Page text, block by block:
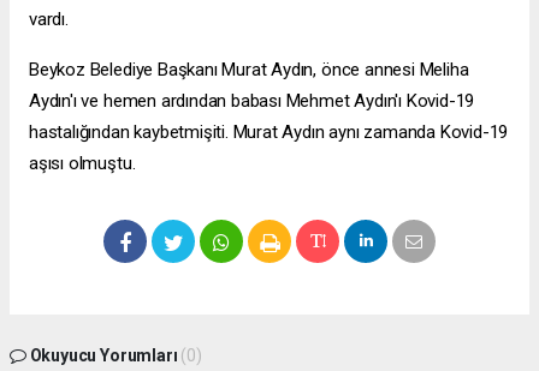
vardı.
Beykoz Belediye Başkanı Murat Aydın, önce annesi Meliha
Aydın'ı ve hemen ardından babası Mehmet Aydın'ı Kovid-19
hastalığından kaybetmişiti. Murat Aydın aynı zamanda Kovid-19
aşısı olmuştu.
Okuyucu Yorumları (0)